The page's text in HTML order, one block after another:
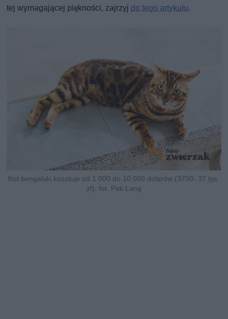
tej wymagającej piękności, zajrzyj do tego artykułu.
Kot bengalski kosztuje od 1 000 do 10 000 dolarów (3700- 37 tys.
zł), fot. Pak Lang